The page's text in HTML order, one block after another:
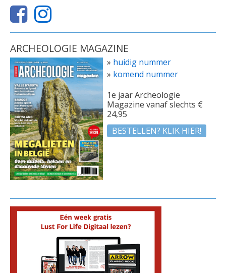
ARCHEOLOGIE MAGAZINE
» huidig nummer
» komend nummer
1e jaar Archeologie
Magazine vanaf slechts €
24,95
BESTELLEN? KLIK HIER!